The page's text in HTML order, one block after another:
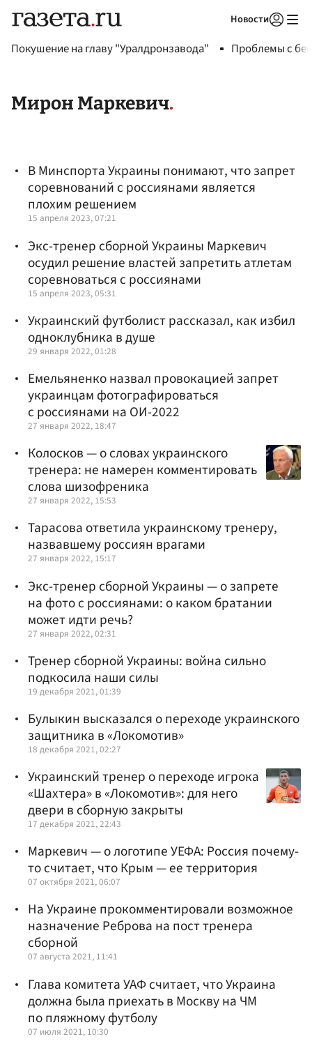
Новости
Покушение на главу "Уралдронзавода" Проблемы с
Мирон Маркевич
В Минспорта Украины понимают, что запрет
соревнований с россиянами является
плохим решением
15 апреля 2023, 07:21
Экс-тренер сборной Украины Маркевич
осудил решение властей запретить атлетам
соревноваться с россиянами
15 апреля 2023, 05:31
Украинский футболист рассказал, как избил
одноклубника в душе
29 января 2022, 01:28
Емельяненко назвал провокацией запрет
украинцам фотографироваться
с россиянами на ОИ-2022
27 января 2022, 18:47
Колосков — о словах украинского
тренера: не намерен комментировать
слова шизофреника
27 января 2022, 15:53
Тарасова ответила украинскому тренеру,
назвавшему россиян врагами
27 января 2022, 15:17
Экс-тренер сборной Украины — о запрете
на фото с россиянами: о каком братании
может идти речь?
27 января 2022, 02:31
Тренер сборной Украины: война сильно
подкосила наши силы
19 декабря 2021, 01:39
Булыкин высказался о переходе украинского
защитника в «Локомотив»
18 декабря 2021, 02:27
Украинский тренер о переходе игрока
«Шахтера» в «Локомотив»: для него
двери в сборную закрыты
17 декабря 2021, 22:43
Маркевич — о логотипе УЕФА: Россия почему-
то считает, что Крым — ее территория
07 октября 2021, 06:07
На Украине прокомментировали возможное
назначение Реброва на пост тренера
сборной
07 августа 2021, 11:41
Глава комитета УАФ считает, что Украина
должна была приехать в Москву на ЧМ
по пляжному футболу
07 июля 2021, 10:30